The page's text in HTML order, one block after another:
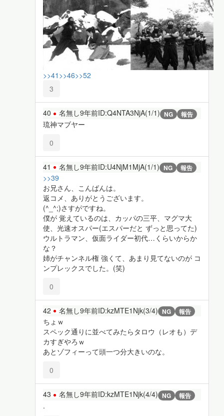
>>41 >>46>>52
3
40 名無し9年前ID:Q4NTA3NjA(1/1) NG 報告
琉神マブヤー
0
41 名無し9年前ID:U4NjM1MjA(1/1) NG 報告
>>39
お兄さん、こんばんは。
返コメ、ありがとうございます。
(^_^;)さすがですね。
僕が 覚えているのは、カッパの三平、マグマ大
使、光速オスパー(エスパーだと ずっと思ってた)
ウルトラマン、仮面ライダー初代…くらいからか
な？
姉がチャンネル権 強くて、あまり見てないのが コ
ンプレックスでした。(笑)
0
42 名無し9年前ID:kzMTE1Njk(3/4) NG 報告
ちょｗ
スペック通りに並べてみたらタロウ（レオも）デ
カすぎやろｗ
あとゾフィーって頭一つ分大きいのな。
0
43 名無し9年前ID:kzMTE1Njk(4/4) NG 報告
.